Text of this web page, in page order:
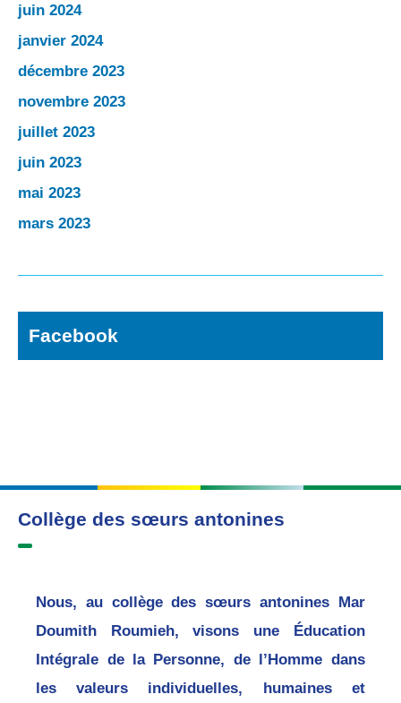
juin 2024
janvier 2024
décembre 2023
novembre 2023
juillet 2023
juin 2023
mai 2023
mars 2023
Facebook
Collège des sœurs antonines
Nous, au collège des sœurs antonines Mar
Doumith Roumieh, visons une Éducation
Intégrale de la Personne, de l’Homme dans
les valeurs individuelles, humaines et